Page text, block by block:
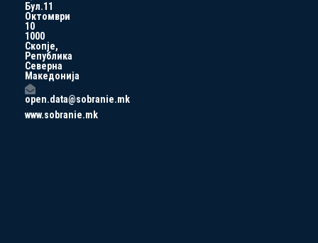
Бул.11
Октомври
10
1000
Скопје,
Република
Северна
Македонија
open.data@sobranie.mk
www.sobranie.mk